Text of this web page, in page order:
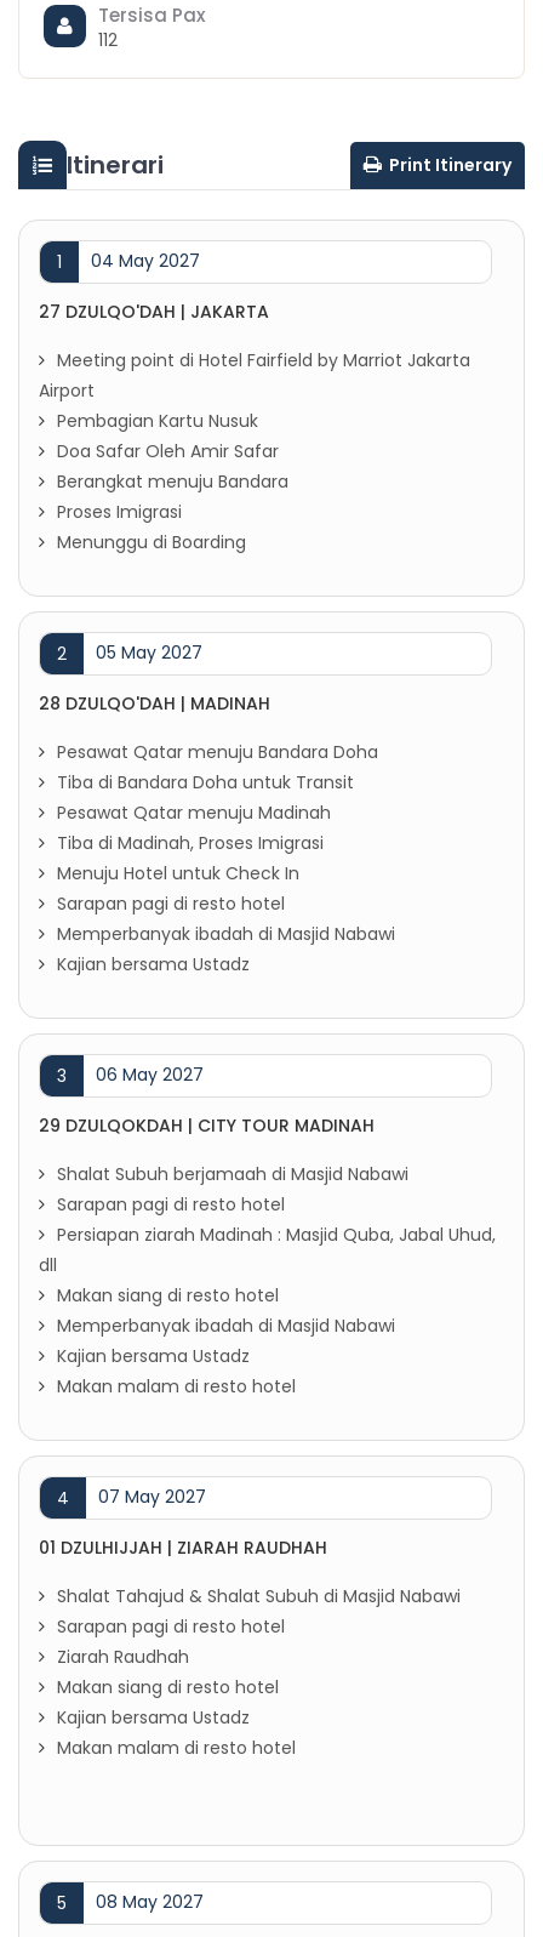
Tersisa Pax
112
Itinerari Print Itinerary
1 04 May 2027
27 DZULQO'DAH | JAKARTA
Meeting point di Hotel Fairfield by Marriot Jakarta
Airport
Pembagian Kartu Nusuk
Doa Safar Oleh Amir Safar
Berangkat menuju Bandara
Proses Imigrasi
Menunggu di Boarding
2 05 May 2027
28 DZULQO'DAH | MADINAH
Pesawat Qatar menuju Bandara Doha
Tiba di Bandara Doha untuk Transit
Pesawat Qatar menuju Madinah
Tiba di Madinah, Proses Imigrasi
Menuju Hotel untuk Check In
Sarapan pagi di resto hotel
Memperbanyak ibadah di Masjid Nabawi
Kajian bersama Ustadz
3 06 May 2027
29 DZULQOKDAH | CITY TOUR MADINAH
Shalat Subuh berjamaah di Masjid Nabawi
Sarapan pagi di resto hotel
Persiapan ziarah Madinah : Masjid Quba, Jabal Uhud,
dll
Makan siang di resto hotel
Memperbanyak ibadah di Masjid Nabawi
Kajian bersama Ustadz
Makan malam di resto hotel
4 07 May 2027
01 DZULHIJJAH | ZIARAH RAUDHAH
Shalat Tahajud & Shalat Subuh di Masjid Nabawi
Sarapan pagi di resto hotel
Ziarah Raudhah
Makan siang di resto hotel
Kajian bersama Ustadz
Makan malam di resto hotel
5 08 May 2027